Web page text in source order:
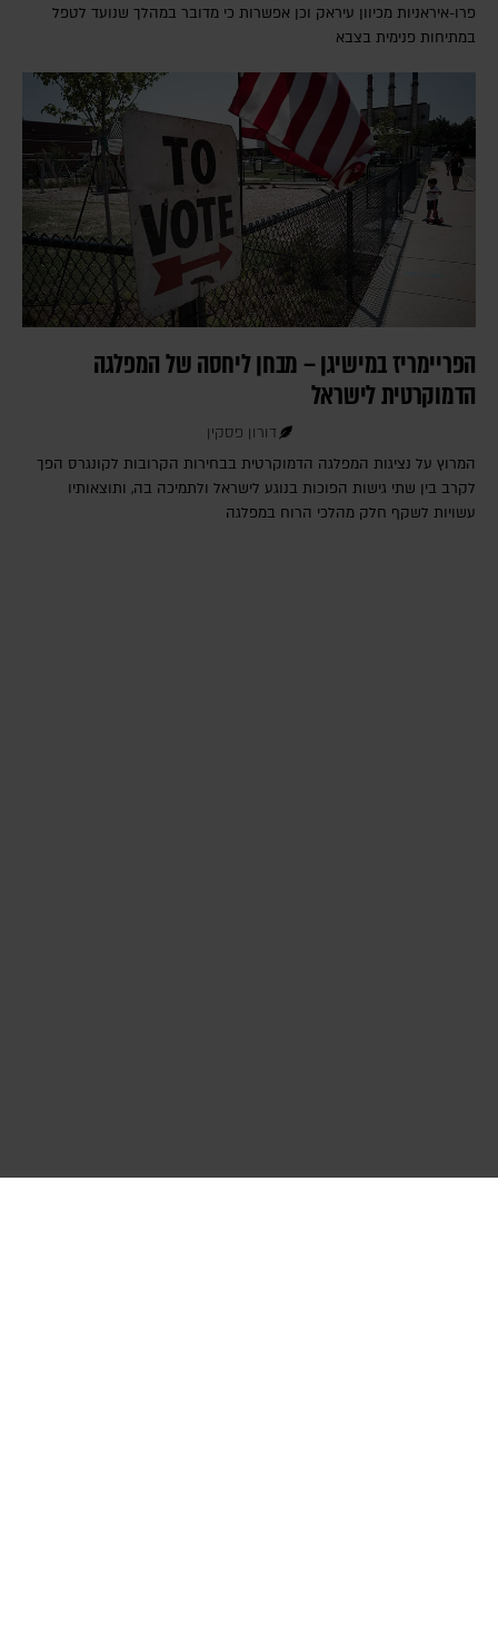
פרו-איראניות מכיוון עיראק וכן אפשרות כי מדובר במהלך שנועד לטפל
במתיחות פנימית בצבא
הפריימריז במישיגן – מבחן ליחסה של המפלגה
הדמוקרטית לישראל
דורון פסקין
המרוץ על נציגות המפלגה הדמוקרטית בבחירות הקרובות לקונגרס הפך
לקרב בין שתי גישות הפוכות בנוגע לישראל ולתמיכה בה, ותוצאותיו
עשויות לשקף חלק מהלכי הרוח במפלגה